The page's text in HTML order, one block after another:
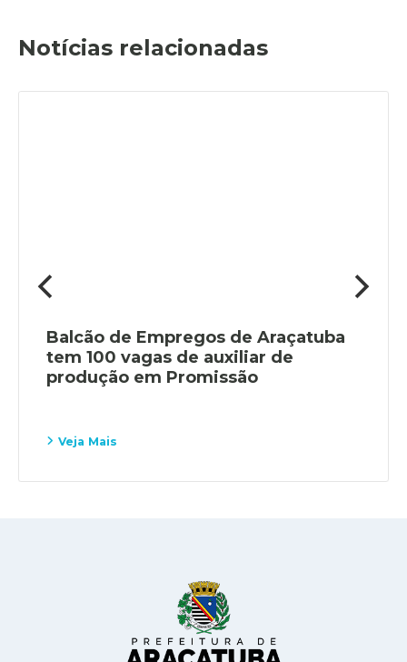
Notícias relacionadas
Balcão de Empregos de Araçatuba
tem 100 vagas de auxiliar de
produção em Promissão
Veja Mais